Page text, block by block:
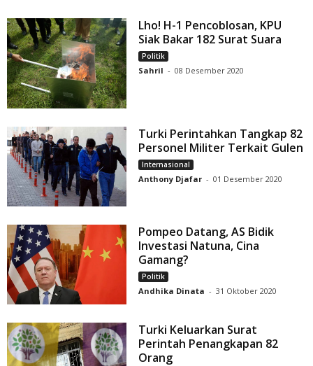
Lho! H-1 Pencoblosan, KPU
Siak Bakar 182 Surat Suara
Politik
Sahril - 08 Desember 2020
Turki Perintahkan Tangkap 82
Personel Militer Terkait Gulen
Internasional
Anthony Djafar - 01 Desember 2020
Pompeo Datang, AS Bidik
Investasi Natuna, Cina
Gamang?
Politik
Andhika Dinata - 31 Oktober 2020
Turki Keluarkan Surat
Perintah Penangkapan 82
Orang